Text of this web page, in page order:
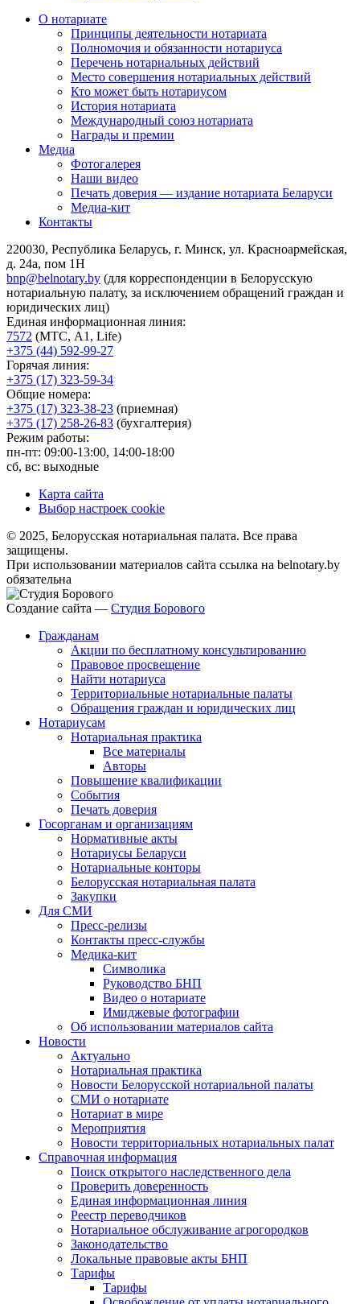
О нотариате
Принципы деятельности нотариата
Полномочия и обязанности нотариуса
Перечень нотариальных действий
Место совершения нотариальных действий
Кто может быть нотариусом
История нотариата
Международный союз нотариата
Награды и премии
Медиа
Фотогалерея
Наши видео
Печать доверия — издание нотариата Беларуси
Медиа-кит
Контакты
220030, Республика Беларусь, г. Минск, ул. Красноармейская,
д. 24а, пом 1Н
bnp@belnotary.by (для корреспонденции в Белорусскую
нотариальную палату, за исключением обращений граждан и
юридических лиц)
Единая информационная линия:
7572 (МТС, A1, Life)
+375 (44) 592-99-27
Горячая линия:
+375 (17) 323-59-34
Общие номера:
+375 (17) 323-38-23 (приемная)
+375 (17) 258-26-83 (бухгалтерия)
Режим работы:
пн-пт: 09:00-13:00, 14:00-18:00
сб, вс: выходные
Карта сайта
Выбор настроек cookie
© 2025, Белорусская нотариальная палата. Все права
защищены.
При использовании материалов сайта ссылка на belnotary.by
обязательна
Создание сайта — Студия Борового
Гражданам
Акции по бесплатному консультированию
Правовое просвещение
Найти нотариуса
Территориальные нотариальные палаты
Обращения граждан и юридических лиц
Нотариусам
Нотариальная практика
Все материалы
Авторы
Повышение квалификации
События
Печать доверия
Госорганам и организациям
Нормативные акты
Нотариусы Беларуси
Нотариальные конторы
Белорусская нотариальная палата
Закупки
Для СМИ
Пресс-релизы
Контакты пресс-службы
Медика-кит
Символика
Руководство БНП
Видео о нотариате
Имиджевые фотографии
Об использовании материалов сайта
Новости
Актуально
Нотариальная практика
Новости Белорусской нотариальной палаты
СМИ о нотариате
Нотариат в мире
Мероприятия
Новости территориальных нотариальных палат
Справочная информация
Поиск открытого наследственного дела
Проверить доверенность
Единая информационная линия
Реестр переводчиков
Нотариальное обслуживание агрогородков
Законодательство
Локальные правовые акты БНП
Тарифы
Тарифы